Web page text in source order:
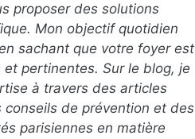
proposer des solutions
Mon objectif quotidien
sachant que votre foyer est
pertinentes. Sur le blog, je
à travers des articles
de prévention et des
parisiennes en matière